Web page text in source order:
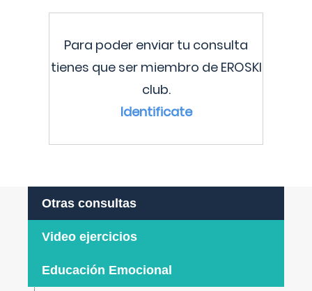
Para poder enviar tu consulta
tienes que ser miembro de EROSKI
club.
Identificate
Otras consultas
Video ejercicios
Educación Emocional